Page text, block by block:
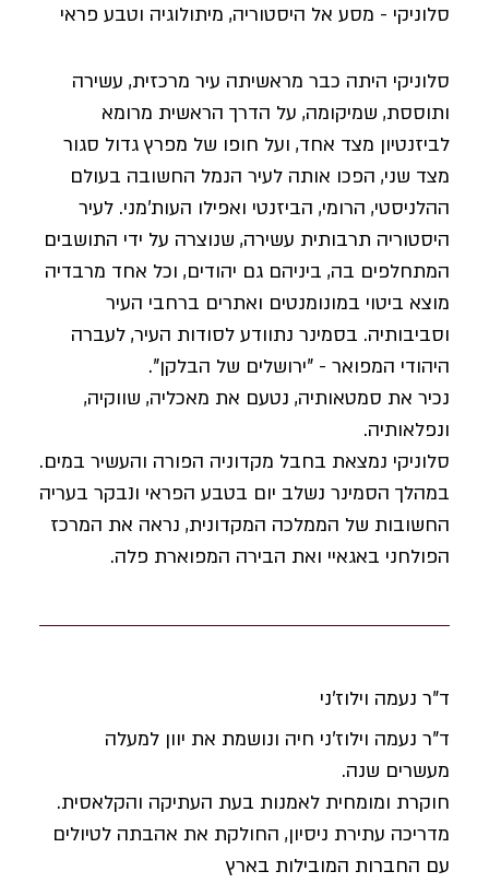
סלוניקי - מסע אל היסטוריה, מיתולוגיה וטבע פראי
סלוניקי היתה כבר מראשיתה עיר מרכזית, עשירה
ותוססת, שמיקומה, על הדרך הראשית מרומא
לביזנטיון מצד אחד, ועל חופו של מפרץ גדול סגור
מצד שני, הפכו אותה לעיר הנמל החשובה בעולם
ההלניסטי, הרומי, הביזנטי ואפילו העות'מני. לעיר
היסטוריה תרבותית עשירה, שנוצרה על ידי התושבים
המתחלפים בה, ביניהם גם יהודים, וכל אחד מרבדיה
מוצא ביטוי במונומנטים ואתרים ברחבי העיר
וסביבותיה. בסמינר נתוודע לסודות העיר, לעברה
היהודי המפואר - "ירושלים של הבלקן".
נכיר את סמטאותיה, נטעם את מאכליה, שווקיה,
ונפלאותיה.
סלוניקי נמצאת בחבל מקדוניה הפורה והעשיר במים.
במהלך הסמינר נשלב יום בטבע הפראי ונבקר בעריה
החשובות של הממלכה המקדונית, נראה את המרכז
הפולחני באגאיי ואת הבירה המפוארת פלה.
ד"ר נעמה וילוז'ני
ד"ר נעמה וילוז'ני חיה ונושמת את יוון למעלה
מעשרים שנה.
חוקרת ומומחית לאמנות בעת העתיקה והקלאסית.
מדריכה עתירת ניסיון, החולקת את אהבתה לטיולים
עם החברות המובילות בארץ